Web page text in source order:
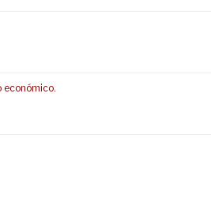
económico.